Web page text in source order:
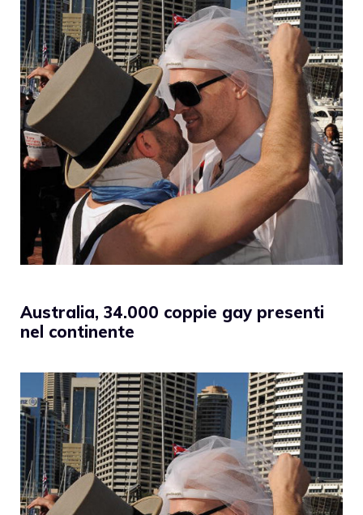
Australia, 34.000 coppie gay presenti
nel continente